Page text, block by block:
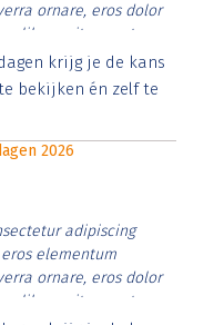
ornare, eros dolor
libero vitae erat.
id rutrum lorem
tristique posuere.
krijg je de kans
bekijken én zelf te
2026
adipiscing
elementum
ornare, eros dolor
libero vitae erat.